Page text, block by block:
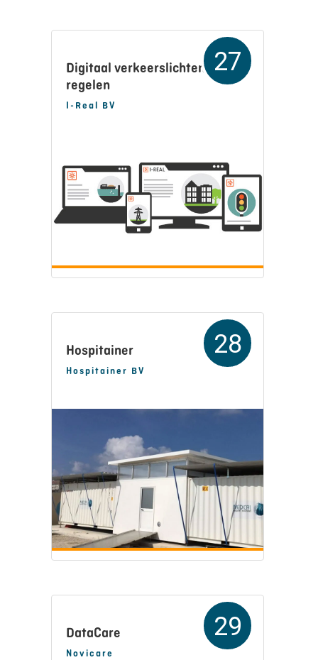
Digitaal verkeerslichten
regelen
I-Real BV
27
Hospitainer
Hospitainer BV
28
DataCare
Novicare
29